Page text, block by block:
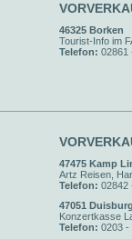
46325 Borken
Tourist-Info im
Telefon: 02861
47475 Kamp
Artz Reisen,
Telefon: 02842
47051 Duisburg
Konzertkasse
Telefon: 0203 -